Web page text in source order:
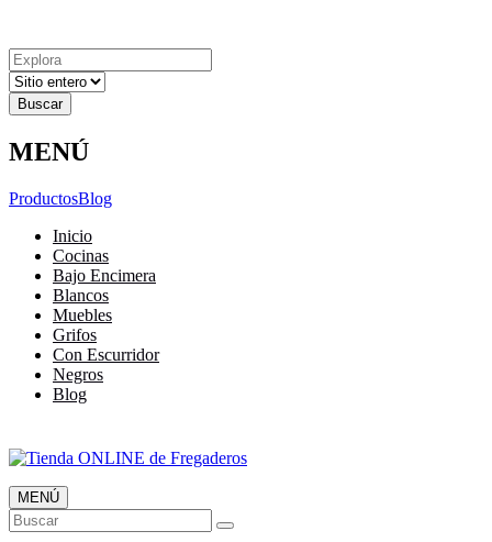
Resultados
para
MENÚ
ProductosBlog
Inicio
Cocinas
Bajo Encimera
Blancos
Muebles
Grifos
Con Escurridor
Negros
Blog
Tienda ONLINE de Fregaderos
MENÚ
Buscar